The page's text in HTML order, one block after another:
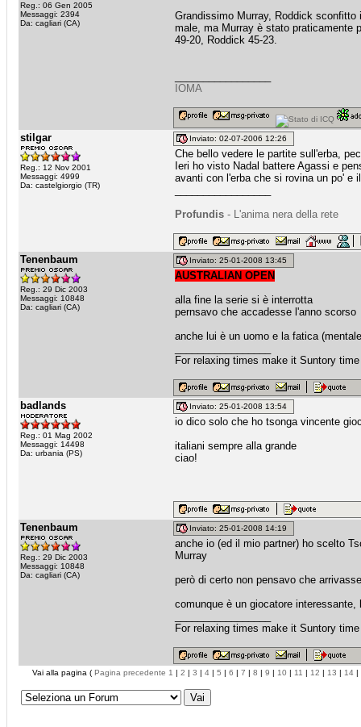
Reg.: 06 Gen 2005
Messaggi: 2394
Da: cagliari (CA)
Grandissimo Murray, Roddick
male, ma Murray è stato praticamente
49-20, Roddick 45-23.
IOMA
stilgar
Reg.: 12 Nov 2001
Messaggi: 4999
Da: castelgiorgio (TR)
Inviato: 02-07-2006 12:26
Che bello vedere le partite sull'erba,
Ieri ho visto Nadal battere Agassi e
avanti con l'erba che si rovina un po' e
Profundis - L'anima nera della rete
Tenenbaum
Reg.: 29 Dic 2003
Messaggi: 10848
Da: cagliari (CA)
Inviato: 25-01-2008 13:45
AUSTRALIAN OPEN
alla fine la serie si è interrotta
pernsavo che accadesse l'anno scorso
anche lui è un uomo e la fatica
For relaxing times make it Suntory time
badlands
Reg.: 01 Mag 2002
Messaggi: 14498
Da: urbania (PS)
Inviato: 25-01-2008 13:54
io dico solo che ho tsonga vincente
italiani sempre alla grande
ciao!
Tenenbaum
Reg.: 29 Dic 2003
Messaggi: 10848
Da: cagliari (CA)
Inviato: 25-01-2008 14:19
anche io (ed il mio partner) ho scelto
Murray
però di certo non pensavo che
comunque è un giocatore
For relaxing times make it Suntory time
Vai alla pagina ( Pagina precedente 1 | 2 | 3 | 4 | 5 | 6 | 7 | 8 | 9 | 10 | 11 | 12 | 13 | 14 |